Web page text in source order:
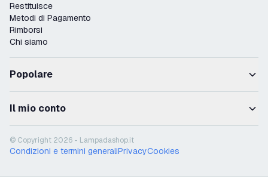
Restituisce
Metodi di Pagamento
Rimborsi
Chi siamo
Popolare
Il mio conto
© Copyright 2026 - Lampadashop.it
Condizioni e termini generaliPrivacyCookies